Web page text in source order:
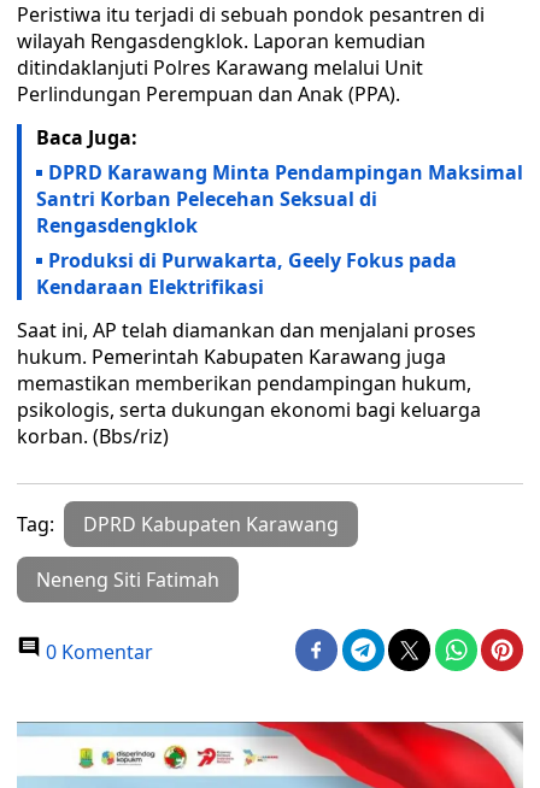
Peristiwa itu terjadi di sebuah pondok pesantren di
wilayah Rengasdengklok. Laporan kemudian
ditindaklanjuti Polres Karawang melalui Unit
Perlindungan Perempuan dan Anak (PPA).
Baca Juga:
DPRD Karawang Minta Pendampingan Maksimal
Santri Korban Pelecehan Seksual di
Rengasdengklok
Produksi di Purwakarta, Geely Fokus pada
Kendaraan Elektrifikasi
Saat ini, AP telah diamankan dan menjalani proses
hukum. Pemerintah Kabupaten Karawang juga
memastikan memberikan pendampingan hukum,
psikologis, serta dukungan ekonomi bagi keluarga
korban. (Bbs/riz)
Tag: DPRD Kabupaten Karawang
Neneng Siti Fatimah
0 Komentar